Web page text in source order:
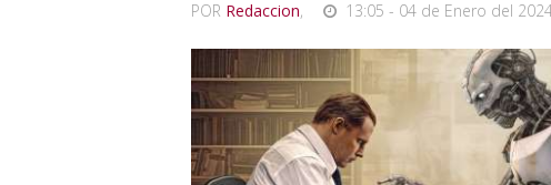
POR Redaccion, 13:05 - 04 de Enero del